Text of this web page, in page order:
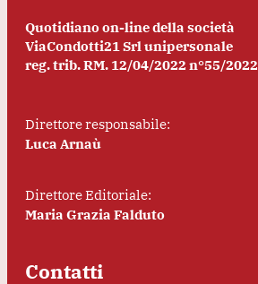
Quotidiano on-line della società
ViaCondotti21 Srl unipersonale
reg. trib. RM. 12/04/2022 n°55/2022
Direttore responsabile:
Luca Arnaù
Direttore Editoriale:
Maria Grazia Falduto
Contatti